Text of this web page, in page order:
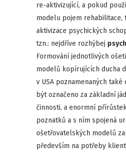
re-aktivizující, a pokud
modelu pojem rehabilitace,
aktivizace psychických
tzn.: nejdříve rozhýbej
Formování jednotlivých
modelů kopírujících ducha
v USA poznamenaných také
být označeno za základní
činnosti, a enormní
poznatků a s ním spojená
ošetřovatelských modelů
především na potřeby